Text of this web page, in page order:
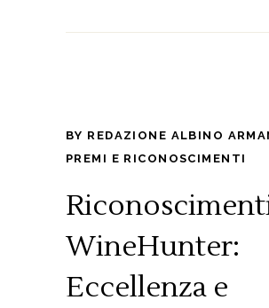
BY REDAZIONE ALBINO
PREMI E RICONOSCIMENTI
WineHunter:
Eccellenza e